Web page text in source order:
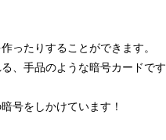
ったりすることができます。
、手品のような暗号カードで
号をしかけています！